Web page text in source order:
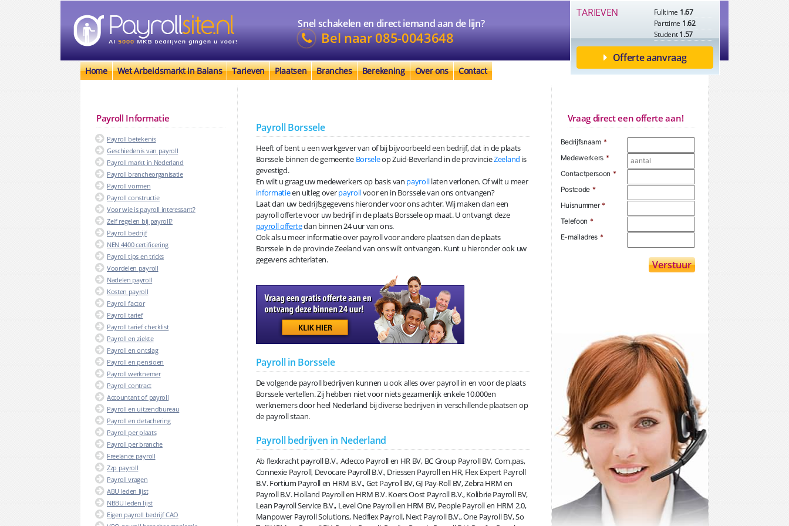
Snel schakelen en direct iemand aan de lijn?
Bel naar085-0043648
TARIEVEN Fulltime 1.67
Parttime 1.62
Student1.57
Offerte aanvraag
Home Wet Arbeidsmarkt in Balans Tarieven Plaatsen Branches Berekening Over ons Contact
Payroll Informatie
Payroll betekenis
Geschiedenis van payroll
Payroll markt in Nederland
Payroll brancheorganisatie
Payroll vormen
Payroll constructie
Voor wie is payroll interessant?
Zelf regelen bij payroll?
Payroll bedrijf
NEN 4400 certificering
Payroll tips en tricks
Voordelen payroll
Nadelen payroll
Kosten payroll
Payroll factor
Payroll tarief
Payroll tarief checklist
Payroll en ziekte
Payroll en ontslag
Payroll en pensioen
Payroll werknemer
Payroll contract
Accountant of payroll
Payroll en uitzendbureau
Payroll en detachering
Payroll per plaats
Payroll per branche
Freelance payroll
Zzp payroll
Payroll vragen
ABU leden lijst
NBBU leden lijst
Eigen payroll bedrijf CAO
Payroll Borssele
Heeft of bent u een werkgever van of bij bijvoorbeeld een bedrijf, dat in de plaats
Borssele binnen de gemeente Borseleop Zuid-Beverland in de provincieZeeland is
gevestigd.
En wilt u graag uw medewerkers op basis van payrolllaten verlonen. Of wilt u meer
informatieen uitleg overpayrollvoor en in Borssele van ons ontvangen?
Laat dan uw bedrijfsgegevens hieronder voor ons achter. Wij maken dan een
payroll offerte voor uw bedrijf in de plaats Borssele op maat. U ontvangt deze
payroll offertedan binnen 24 uur van ons.
Ook als u meer informatie over payroll voor andere plaatsen dan de plaats
Borssele in de provincie Zeeland van ons wilt ontvangen. Kunt u hieronder ook uw
gegevens achterlaten.
Payroll in Borssele
De volgende payroll bedrijven kunnen u ook alles over payroll in en voor de plaats
Borssele vertellen. Zij hebben niet voor niets gezamenlijk enkele 10.000en
werknemers door heel Nederland bij diverse bedrijven in verschillende plaatsen op
de payroll staan.
Payroll bedrijven in Nederland
Ab flexkracht payroll B.V., Adecco Payroll en HR BV, BC Group Payroll BV, Com.pas,
Connexie Payroll, Devocare Payroll B.V., Driessen Payroll en HR, Flex Expert Payroll
B.V. Fortium Payroll en HRM B.V., Get Payroll BV, GJ Pay-Roll BV, Zebra HRM en
Payroll B.V. Holland Payroll en HRM B.V. Koers Oost Payroll B.V., Kolibrie Payroll BV,
Lean Payroll Service B.V., Level One Payroll en HRM BV, People Payroll en HRM 2.0,
Manpower Payroll Solutions, Nedflex Payroll, Next Payroll B.V., One Payroll BV, So
Vraag direct een offerte aan!
Bedrijfsnaam *
Medewerkers *
Contactpersoon *
Postcode *
Huisnummer *
Telefoon *
E-mailadres *